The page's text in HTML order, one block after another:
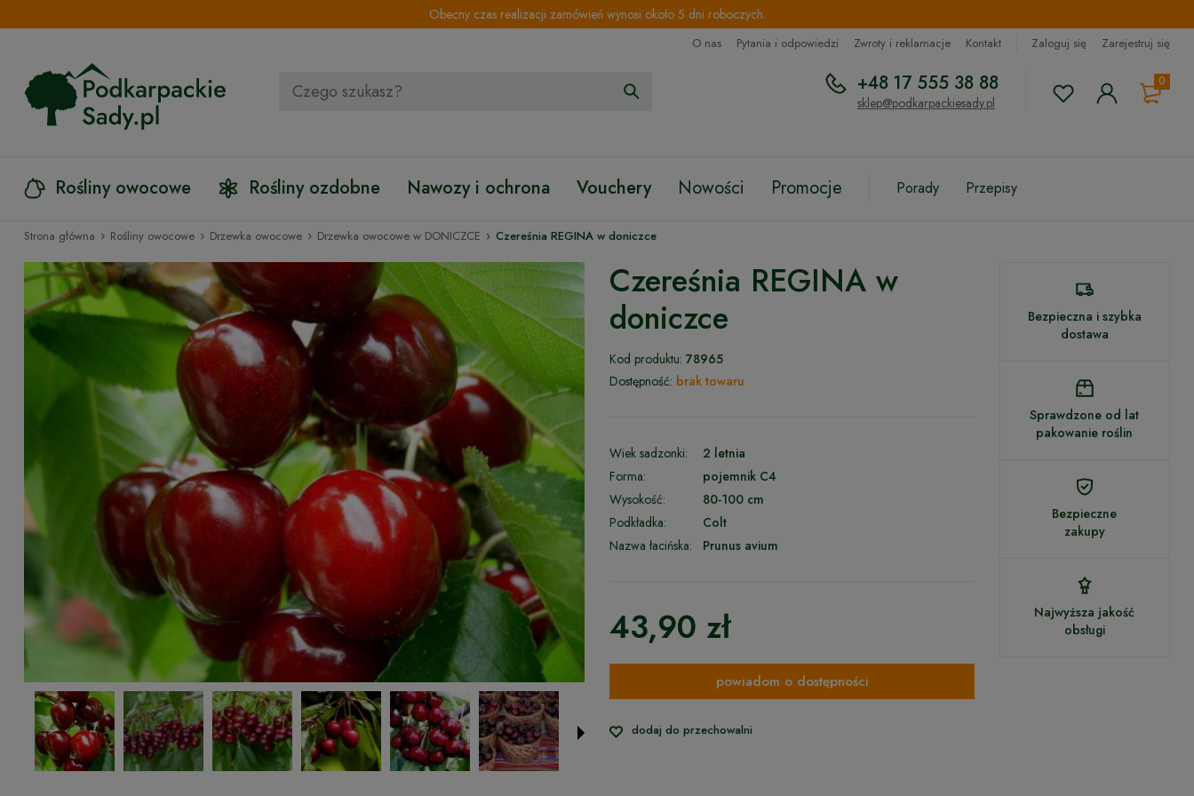
Obecny czas realizacji zamówień wynosi około 5 dni roboczych.
O nas Pytania i odpowiedzi Zwroty i reklamacje Kontakt Zaloguj się Zarejestruj się
0
+48 17 555 38 88
sklep@podkarpackiesady.pl
Rośliny owocowe Rośliny ozdobne Nawozy i ochrona Vouchery Nowości Promocje Porady Przepisy
Strona główna › Rośliny owocowe › Drzewka owocowe › Drzewka owocowe w DONICZCE › Czereśnia REGINA w doniczce
Czereśnia REGINA w
doniczce
Kod produktu: 78965
Dostępność: brak towaru
Wiek sadzonki:
2 letnia
Forma:
pojemnik C4
Wysokość:
80-100 cm
Podkładka:
Colt
Nazwa łacińska:
Prunus avium
43,90 zł
powiadom o dostępności
dodaj do przechowalni
Bezpieczna i szybka
dostawa
Sprawdzone od lat
pakowanie roślin
Bezpieczne
zakupy
Najwyższa jakość
obsługi